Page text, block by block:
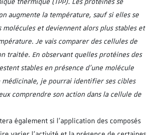
thermique (TPP). Les protéines se
augmente la température, sauf si elles se
molécules et deviennent alors plus stables et
Je vais comparer des cellules de
traitée. En observant quelles protéines des
stables en présence d’une molécule
médicinale, je pourrai identifier ses cibles
comprendre son action dans la cellule de
également si l’application des composés